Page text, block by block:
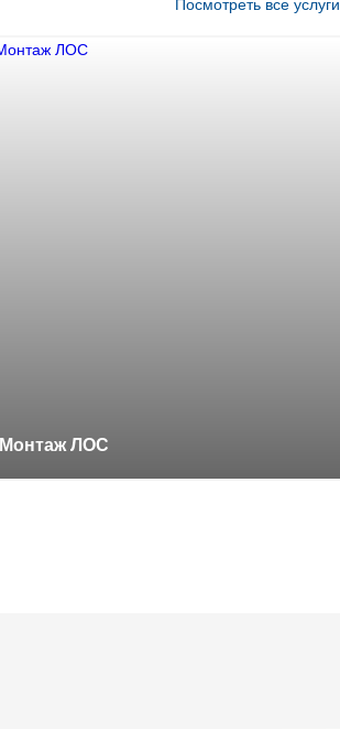
Посмотреть все услуги
Монтаж ЛОС